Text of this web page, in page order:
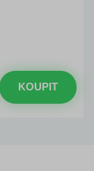
KOUPIT